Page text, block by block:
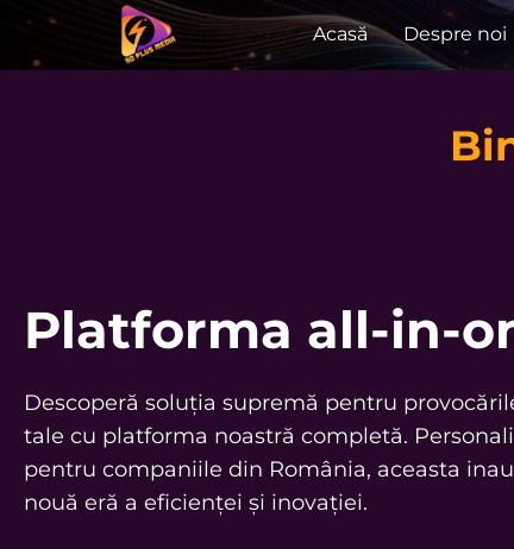
Acasă Despre noi
Platforma all-in-
Descoperă soluția supremă pentru
tale cu platforma noastră completă.
pentru companiile din România, aceasta
nouă eră a eficienței și inovației.